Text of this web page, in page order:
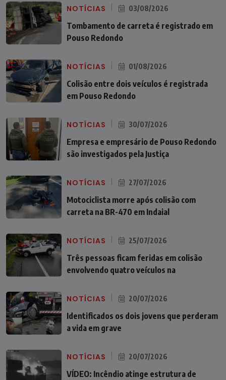
NOTÍCIAS 03/08/2026
Tombamento de carreta é registrado em
Pouso Redondo
NOTÍCIAS 01/08/2026
Colisão entre dois veículos é registrada
em Pouso Redondo
NOTÍCIAS 30/07/2026
Empresa e empresário de Pouso Redondo
são investigados pela Justiça
NOTÍCIAS 27/07/2026
Motociclista morre após colisão com
carreta na BR-470 em Indaial
NOTÍCIAS 25/07/2026
Três pessoas ficam feridas em colisão
envolvendo quatro veículos na
NOTÍCIAS 20/07/2026
Identificados os dois jovens que perderam
a vida em grave
NOTÍCIAS 20/07/2026
VÍDEO: Incêndio atinge estrutura de